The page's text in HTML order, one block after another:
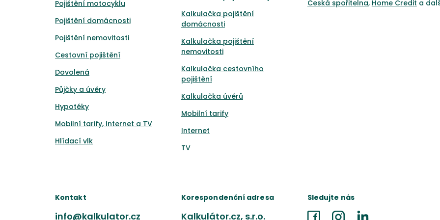
Pojištění motocyklu
Pojištění domácnosti
Pojištění nemovitosti
Cestovní pojištění
Dovolená
Půjčky a úvěry
Hypotéky
Mobilní tarify, Internet a TV
Hlídací vlk
Kalkulačka pojištění
domácnosti
Kalkulačka pojištění
nemovitosti
Kalkulačka cestovního
pojištění
Kalkulačka úvěrů
Mobilní tarify
Internet
TV
Česká spořitelna, Home Credit a
Kontakt
info@kalkulator.cz
Korespondenční adresa
Kalkulátor.cz, s.r.o.
Sledujte nás